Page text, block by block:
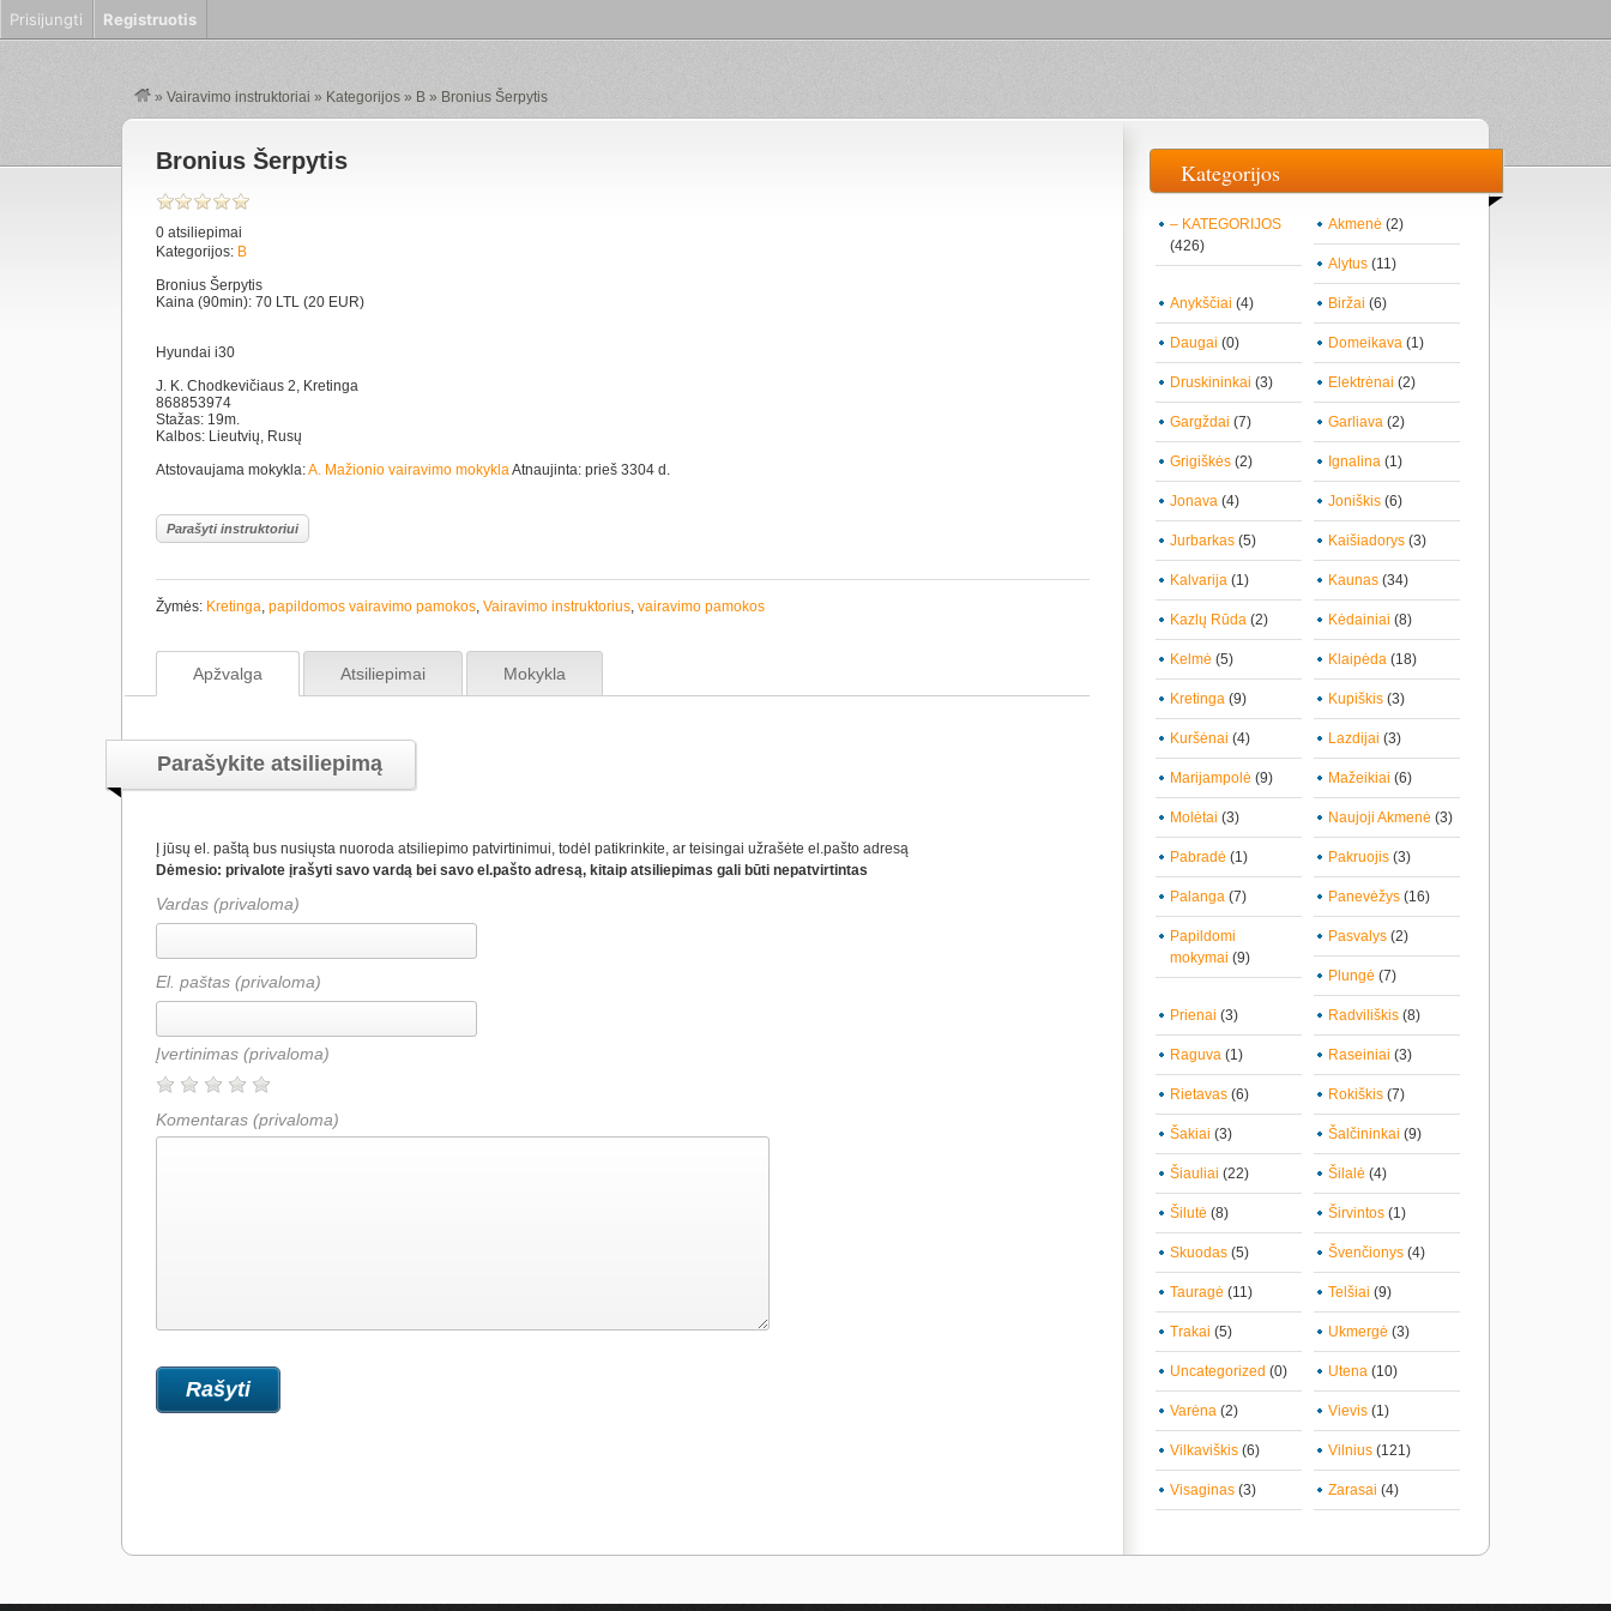
» Vairavimo instruktoriai » Kategorijos » B » Bronius Šerpytis
Bronius Šerpytis
0 atsiliepimai
Kategorijos: B
Bronius Šerpytis
Kaina (90min): 70 LTL (20 EUR)
Hyundai i30
J. K. Chodkevičiaus 2, Kretinga
868853974
Stažas: 19m.
Kalbos: Lieutvių, Rusų
Atstovaujama mokykla:A. Mažionio vairavimo mokyklaAtnaujinta: prieš 3304 d.
Parašyti instruktoriui
Žymės: Kretinga, papildomos vairavimo pamokos, Vairavimo instruktorius, vairavimo pamokos
Apžvalga Atsiliepimai Mokykla
Parašykite atsiliepimą
Į jūsų el. paštą bus nusiųsta nuoroda atsiliepimo patvirtinimui, todėl patikrinkite, ar teisingai užrašėte el.pašto adresą
Dėmesio: privalote įrašyti savo vardą bei savo el.pašto adresą, kitaip atsiliepimas gali būti nepatvirtintas
Vardas (privaloma)
El. paštas (privaloma)
Įvertinimas (privaloma)
Komentaras (privaloma)
Kategorijos
– KATEGORIJOS
(426)
Akmenė (2)
Alytus (11)
Anykščiai (4) Biržai (6)
Daugai (0) Domeikava (1)
Druskininkai (3) Elektrėnai (2)
Gargždai (7) Garliava (2)
Grigiškės (2) Ignalina (1)
Jonava (4) Joniškis (6)
Jurbarkas (5) Kaišiadorys (3)
Kalvarija (1) Kaunas (34)
Kazlų Rūda (2) Kėdainiai (8)
Kelmė (5) Klaipėda (18)
Kretinga (9) Kupiškis (3)
Kuršėnai (4) Lazdijai (3)
Marijampolė (9) Mažeikiai (6)
Molėtai (3) Naujoji Akmenė (3)
Pabradė (1) Pakruojis (3)
Palanga (7) Panevėžys (16)
Papildomi
mokymai (9)
Pasvalys (2)
Plungė (7)
Prienai (3) Radviliškis (8)
Raguva (1) Raseiniai (3)
Rietavas (6) Rokiškis (7)
Šakiai (3) Šalčininkai (9)
Šiauliai (22) Šilalė (4)
Šilutė (8) Širvintos (1)
Skuodas (5) Švenčionys (4)
Tauragė (11) Telšiai (9)
Trakai (5) Ukmergė (3)
Uncategorized (0) Utena (10)
Varėna (2) Vievis (1)
Vilkaviškis (6) Vilnius (121)
Visaginas (3) Zarasai (4)
Prisijungti Registruotis